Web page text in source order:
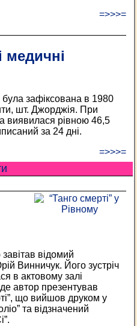
=>>>=
медичні
зафіксована в 1980
шт. Джорджія. При
виявилася рівною 46,5
за 24 дні.
=>>>=
відомий
Винничук. Його зустріч
в актовому залі
автор презентував
що вийшов друком у
та відзначений